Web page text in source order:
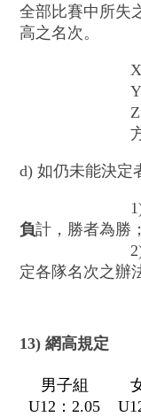
全部比賽中所失
高之名次。
X 是全部
Y 是全部
Z 所得之
方程式:
d) 如仍未能決定
1) 兩隊相
負計，勝者為勝；
2) 三隊或
定各隊名次之辦
13) 網高規定
男子組
U12：2.05